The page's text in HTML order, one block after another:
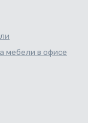
мебели в офисе